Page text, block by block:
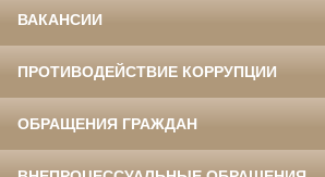
ВАКАНСИИ
ПРОТИВОДЕЙСТВИЕ КОРРУПЦИИ
ОБРАЩЕНИЯ ГРАЖДАН